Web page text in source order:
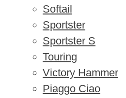
Softail
Sportster
Sportster S
Touring
Victory Hammer
Piaggo Ciao